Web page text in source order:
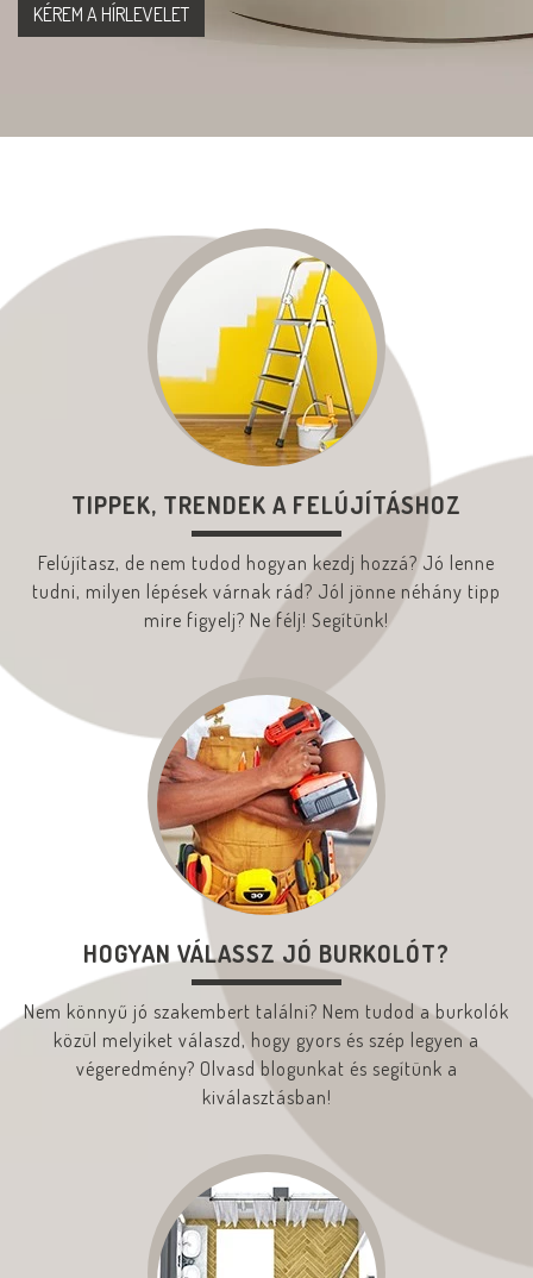
TIPPEK, TRENDEK A FELÚJÍTÁSHOZ
Felújítasz, de nem tudod hogyan kezdj hozzá? Jó lenne
tudni, milyen lépések várnak rád? Jól jönne néhány tipp
mire figyelj? Ne félj! Segítünk!
HOGYAN VÁLASSZ JÓ BURKOLÓT?
Nem könnyű jó szakembert találni? Nem tudod a burkolók
közül melyiket válaszd, hogy gyors és szép legyen a
végeredmény? Olvasd blogunkat és segítünk a
kiválasztásban!